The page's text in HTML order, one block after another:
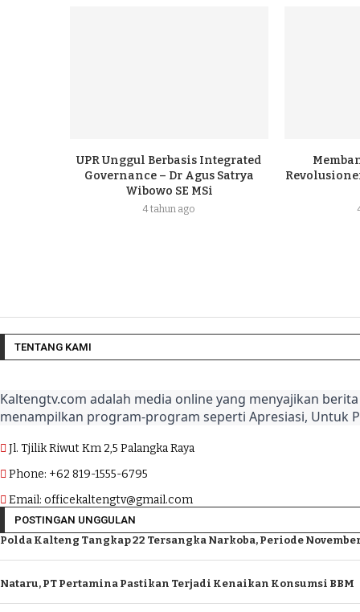
UPR Unggul Berbasis Integrated
Governance – Dr Agus Satrya
Wibowo SE MSi
4 tahun ago
TENTANG KAMI
Kaltengtv.com adalah media online yang menyajikan
menampilkan program-program seperti Apresiasi, Untuk
Jl. Tjilik Riwut Km 2,5 Palangka Raya
Phone: +62 819-1555-6795
Email: officekaltengtv@gmail.com
POSTINGAN UNGGULAN
Polda Kalteng Tangkap 22 Tersangka Narkoba, Periode
Nataru, PT Pertamina Pastikan Terjadi Kenaikan Konsumsi BBM